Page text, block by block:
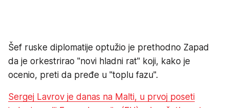
Šef ruske diplomatije optužio je prethodno Zapad
da je orkestrirao "novi hladni rat" koji, kako je
ocenio, preti da pređe u "toplu fazu".
Sergej Lavrov je danas na Malti, u prvoj poseti